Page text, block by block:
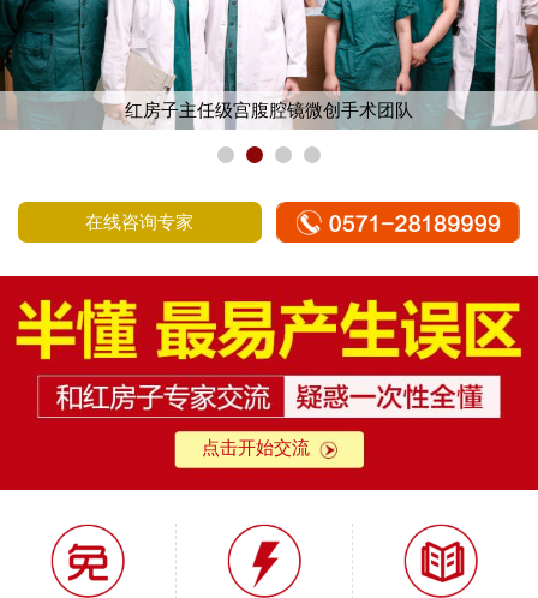
红房子主任级宫腹腔镜微创手术团队
在线咨询专家
点击开始交流